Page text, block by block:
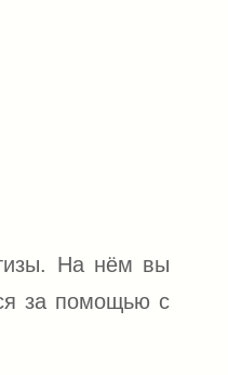
На нём вы
за помощью с